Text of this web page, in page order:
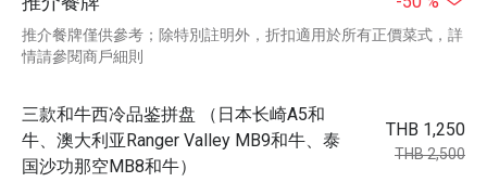
推介餐牌僅供參考；除特別註明外，折扣適用於所有正價菜式，詳
情請參閱商戶細則
三款和牛西冷品鉴拼盘 （日本长崎A5和
牛、澳大利亚Ranger Valley MB9和牛、泰
国沙功那空MB8和牛）
THB 1,250
THB 2,500